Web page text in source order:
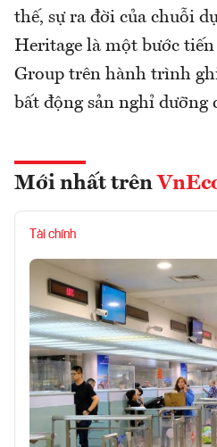
thế, sự ra đời của chuỗi
Heritage là một bước
Group trên hành trình
bất động sản nghỉ dưỡng
Mới nhất trên
Tài chính